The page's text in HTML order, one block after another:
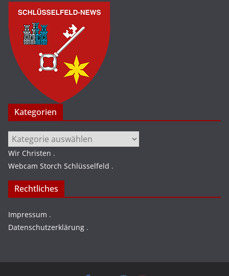
Kategorien
Kategorien
Wir Christen .
Webcam Storch Schlüsselfeld .
Rechtliches
Impressum .
Datenschutzerklärung .